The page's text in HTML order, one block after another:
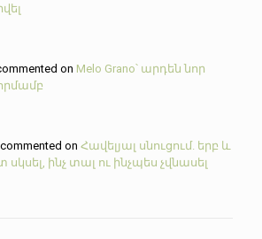
on Melo Grano՝ արդեն նոր
commented onՀավելյալ սնուցում. երբ և
սկսել, ինչ տալ ու ինչպես չվնասել